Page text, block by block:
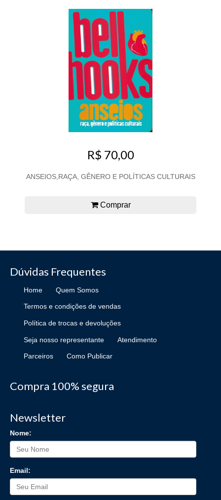
R$ 70,00
ANSEIOS,RAÇA, GÊNERO E POLÍTICAS CULTURAIS
Comprar
Dúvidas Frequentes
Home Quem Somos
Termos e condições de vendas
Política de trocas e devoluções
Seja nosso representante Atendimento
Parceiros Como Publicar
Compra 100% segura
Newsletter
Nome:
Email: